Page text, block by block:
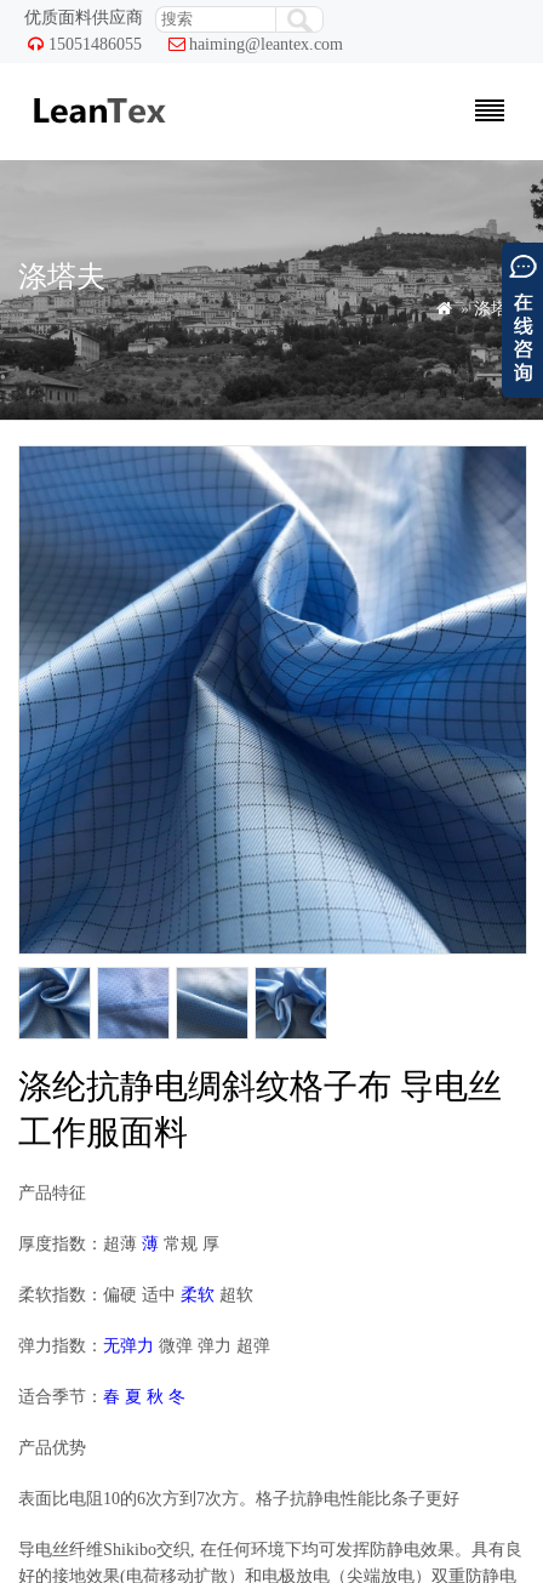
优质面料供应商
 15051486055  haiming@leantex.com
涤塔夫
 »涤塔夫
涤纶抗静电绸斜纹格子布 导电丝
工作服面料
产品特征
厚度指数：超薄 薄 常规 厚
柔软指数：偏硬 适中 柔软 超软
弹力指数： 无弹力 微弹 弹力 超弹
适合季节： 春 夏 秋 冬
产品优势
表面比电阻10的6次方到7次方。格子抗静电性能比条子更好
导电丝纤维Shikibo交织, 在任何环境下均可发挥防静电效果。具有良
好的接地效果(电荷移动扩散）和电极放电（尖端放电）双重防静电